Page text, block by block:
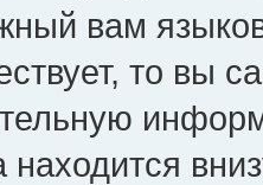
вам
то вы
находится